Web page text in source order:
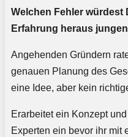
Welchen Fehler würdest
Erfahrung heraus
Angehenden Gründern
genauen Planung des
eine Idee, aber kein
Erarbeitet ein Konzept
Experten ein bevor ihr mit